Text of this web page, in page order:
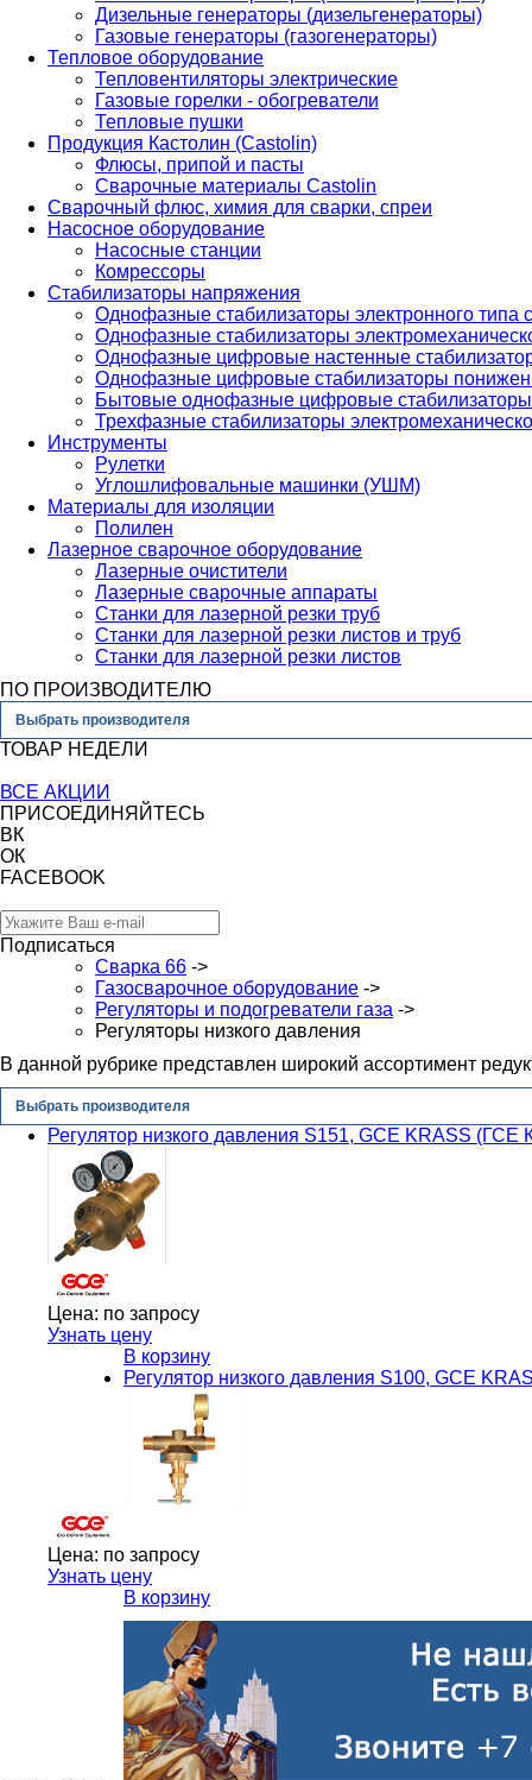
Дизельные генераторы (дизельгенераторы)
Газовые генераторы (газогенераторы)
Тепловое оборудование
Тепловентиляторы электрические
Газовые горелки - обогреватели
Тепловые пушки
Продукция Кастолин (Castolin)
Флюсы, припой и пасты
Сварочные материалы Castolin
Сварочный флюс, химия для сварки, спреи
Насосное оборудование
Насосные станции
Комрессоры
Стабилизаторы напряжения
Однофазные стабилизаторы электронного
Однофазные стабилизаторы
Однофазные цифровые настенные
Однофазные цифровые стабилизаторы
Бытовые однофазные цифровые стабилизаторы
Трехфазные стабилизаторы
Инструменты
Рулетки
Углошлифовальные машинки (УШМ)
Материалы для изоляции
Полилен
Лазерное сварочное оборудование
Лазерные очистители
Лазерные сварочные аппараты
Станки для лазерной резки труб
Станки для лазерной резки листов и труб
Станки для лазерной резки листов
ПО ПРОИЗВОДИТЕЛЮ
Выбрать производителя
ТОВАР НЕДЕЛИ
ВСЕ АКЦИИ
ПРИСОЕДИНЯЙТЕСЬ
ВК
ОК
FACEBOOK
Подписаться
Сварка 66 ->
Газосварочное оборудование ->
Регуляторы и подогреватели газа ->
Регуляторы низкого давления
В данной рубрике представлен широкий ассортимент
Выбрать производителя
Регулятор низкого давления S151, GCE KRASS
Цена: по запросу
Узнать цену
В корзину
Регулятор низкого давления S100, GCE
Цена: по запросу
Узнать цену
В корзину